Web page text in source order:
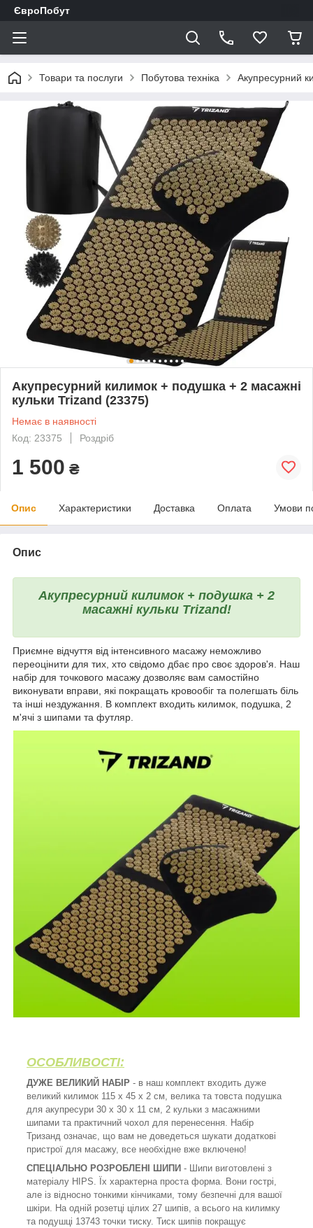
ЄвроПобут
Товари та послуги Побутова техніка Акупресурний
Акупресурний килимок + подушка + 2 масажні
кульки Trizand (23375)
Немає в наявності
Код: 23375
Роздріб
1 500 ₴
Опис Характеристики Доставка Оплата Умови
Опис
Акупресурний килимок + подушка + 2
масажні кульки Trizand!
Приємне відчуття від інтенсивного масажу неможливо
переоцінити для тих, хто свідомо дбає про своє здоров'я. Наш
набір для точкового масажу дозволяє вам самостійно
виконувати вправи, які покращать кровообіг та полегшать біль
та інші нездужання. В комплект входить килимок, подушка, 2
м'ячі з шипами та футляр.
ОСОБЛИВОСТІ:
ДУЖЕ ВЕЛИКИЙ НАБІР - в наш комплект входить дуже
великий килимок 115 х 45 х 2 см, велика та товста подушка
для акупресури 30 х 30 х 11 см, 2 кульки з масажними
шипами та практичний чохол для перенесення. Набір
Тризанд означає, що вам не доведеться шукати додаткові
пристрої для масажу, все необхідне вже включено!
СПЕЦІАЛЬНО РОЗРОБЛЕНІ ШИПИ - Шипи виготовлені з
матеріалу HIPS. Їх характерна проста форма. Вони гострі,
але із відносно тонкими кінчиками, тому безпечні для вашої
шкіри. На одній розетці цілих 27 шипів, а всього на килимку
та подушці 13743 точки тиску. Тиск шипів покращує